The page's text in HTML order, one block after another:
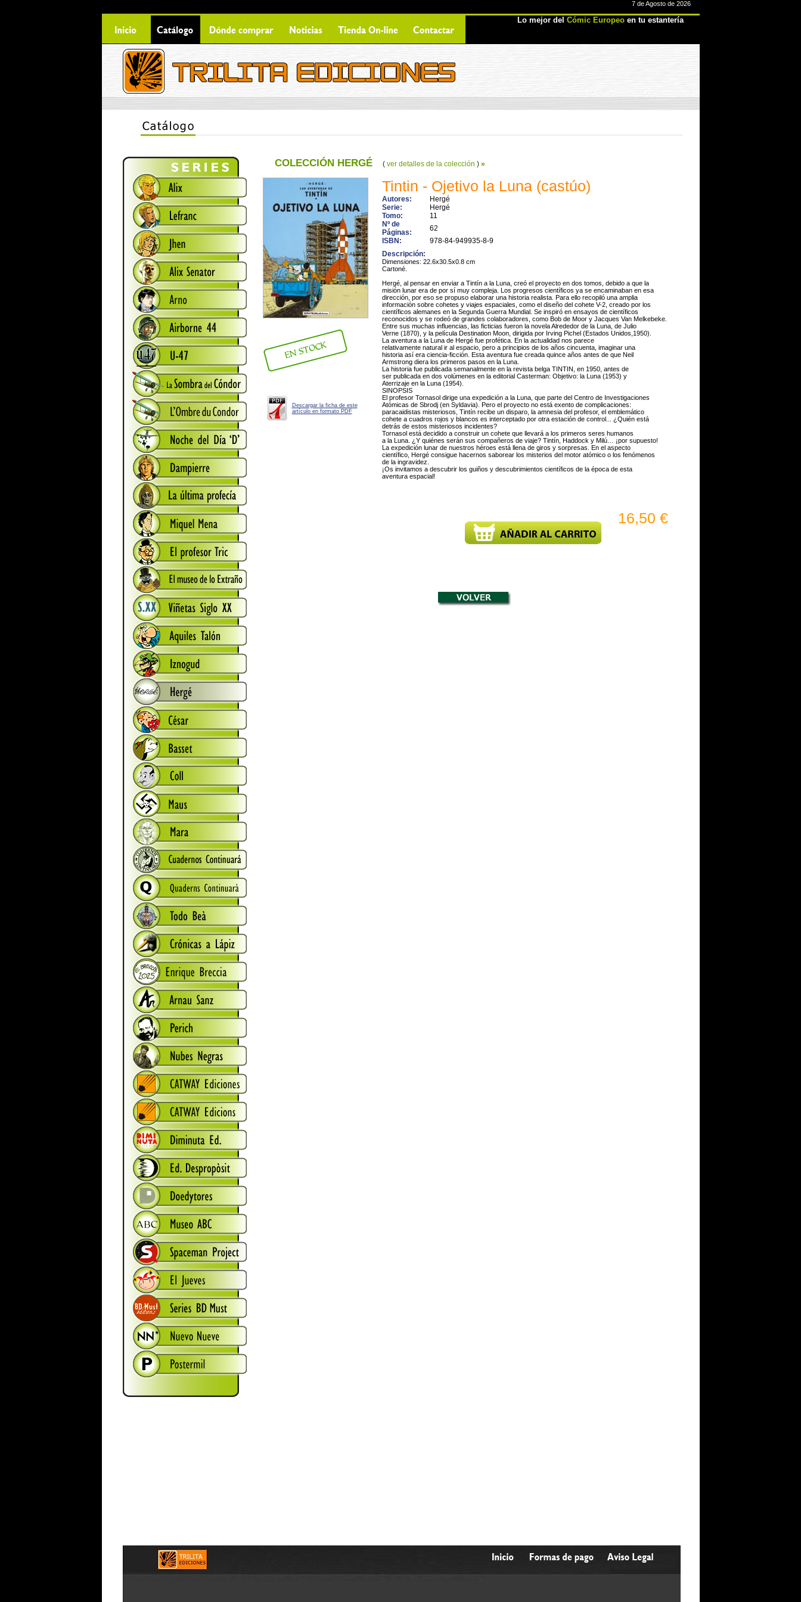
7 de Agosto de 2026
Lo mejor del Cómic Europeoen tu estantería
COLECCIÓN HERGÉ ( ver detalles de la colección ) »
Descargar la ficha de este
artículo en formato PDF
Tintin - Ojetivo la Luna (castúo)
Autores:
Hergé
Serie:
Hergé
Tomo:
11
Nº de
Páginas:
62
ISBN:
978-84-949935-8-9
Descripción:
Dimensiones: 22.6x30.5x0.8 cm
Cartoné.
Hergé, al pensar en enviar a Tintín a la Luna, creó el proyecto en dos tomos, debido a que la
misión lunar era de por sí muy compleja. Los progresos científicos ya se encaminaban en esa
dirección, por eso se propuso elaborar una historia realista. Para ello recopiló una amplia
información sobre cohetes y viajes espaciales, como el diseño del cohete V-2, creado por los
científicos alemanes en la Segunda Guerra Mundial. Se inspiró en ensayos de científicos
reconocidos y se rodeó de grandes colaboradores, como Bob de Moor y Jacques Van Melkebeke.
Entre sus muchas influencias, las ficticias fueron la novela Alrededor de la Luna, de Julio
Verne (1870), y la película Destination Moon, dirigida por Irving Pichel (Estados Unidos,1950).
La aventura a la Luna de Hergé fue profética. En la actualidad nos parece
relativamente natural ir al espacio, pero a principios de los años cincuenta, imaginar una
historia así era ciencia-ficción. Esta aventura fue creada quince años antes de que Neil
Armstrong diera los primeros pasos en la Luna.
La historia fue publicada semanalmente en la revista belga TINTIN, en 1950, antes de
ser publicada en dos volúmenes en la editorial Casterman: Objetivo: la Luna (1953) y
Aterrizaje en la Luna (1954).
SINOPSIS
El profesor Tornasol dirige una expedición a la Luna, que parte del Centro de Investigaciones
Atómicas de Sbrodj (en Syldavia). Pero el proyecto no está exento de complicaciones:
paracaidistas misteriosos, Tintín recibe un disparo, la amnesia del profesor, el emblemático
cohete a cuadros rojos y blancos es interceptado por otra estación de control... ¿Quién está
detrás de estos misteriosos incidentes?
Tornasol está decidido a construir un cohete que llevará a los primeros seres humanos
a la Luna. ¿Y quiénes serán sus compañeros de viaje? Tintín, Haddock y Milú… ¡por supuesto!
La expedición lunar de nuestros héroes está llena de giros y sorpresas. En el aspecto
científico, Hergé consigue hacernos saborear los misterios del motor atómico o los fenómenos
de la ingravidez.
¡Os invitamos a descubrir los guiños y descubrimientos científicos de la época de esta
aventura espacial!
16,50 €